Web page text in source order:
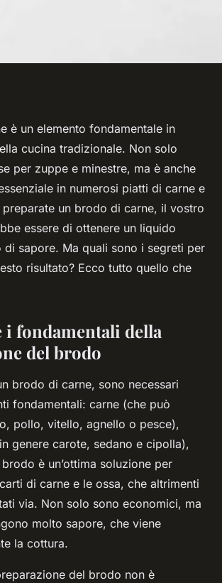
i segreti per un
chiaro e
•5 min de lecture
è un elemento fondamentale in
cucina tradizionale. Non solo
per zuppe e minestre, ma è anche
in numerosi piatti di carne e
preparate un brodo di carne, il vostro
essere di ottenere un liquido
di sapore. Ma quali sono i segreti per
risultato? Ecco tutto quello che
i fondamentali della
del brodo
brodo di carne, sono necessari
fondamentali: carne (che può
pollo, vitello, agnello o pesce),
genere carote, sedano e cipolla),
è un’ottima soluzione per
di carne e le ossa, che altrimenti
via. Non solo sono economici, ma
molto sapore, che viene
la cottura.
del brodo non è